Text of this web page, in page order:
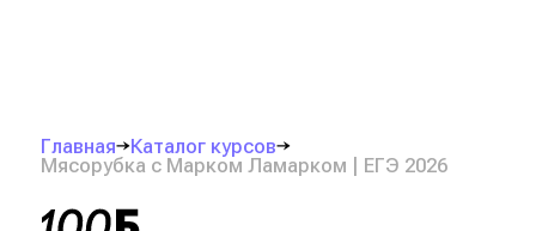
Главная
Каталог курсов
Мясорубка с Марком Ламарком | ЕГЭ 2026